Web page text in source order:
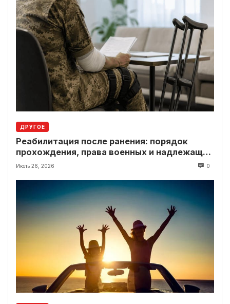
ДРУГОЕ
Реабилитация после ранения: порядок
прохождения, права военных и надлежащие
выплаты
Июль 26, 2026 0